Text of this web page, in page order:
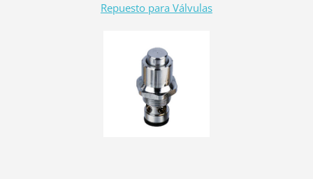
Repuesto para Válvulas